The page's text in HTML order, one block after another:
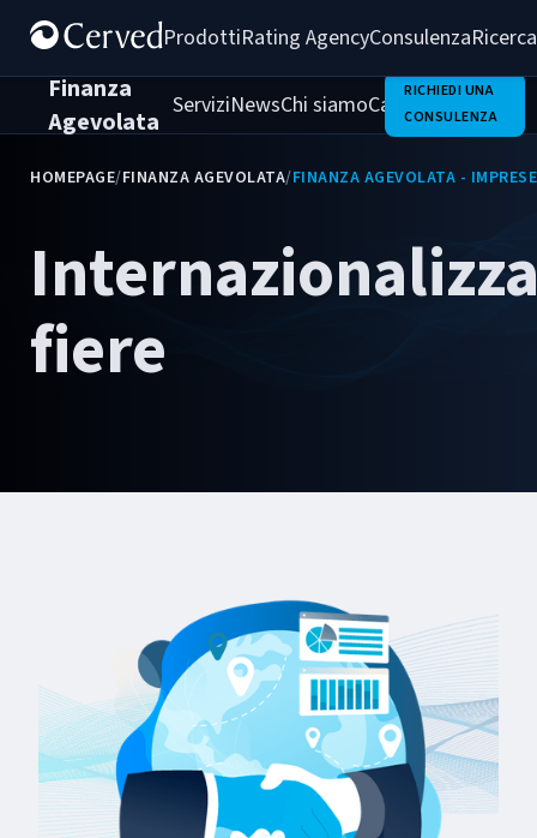
ProdottiRating AgencyConsulenza
Finanza
Agevolata
ServiziNewsChi siamoCasi di successo
RICHIEDI UNA
CONSULENZA
HOMEPAGE/FINANZA AGEVOLATA/FINANZA AGEVOLATA -
fiere